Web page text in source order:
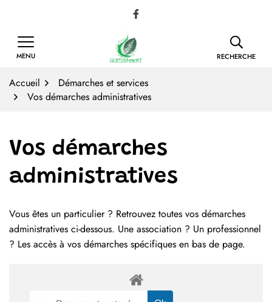
contenu
Lien vers le compte Facebook
MENU RECHERCHE
Accueil
Démarches et services
Vos démarches administratives
Vos démarches
administratives
Liste des démarches
Vous êtes un particulier ? Retrouvez toutes vos démarches
administratives ci-dessous. Une association ? Un professionnel
? Les accès à vos démarches spécifiques en bas de page.